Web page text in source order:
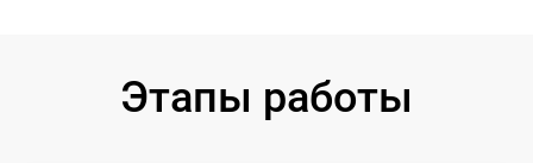
Этапы работы